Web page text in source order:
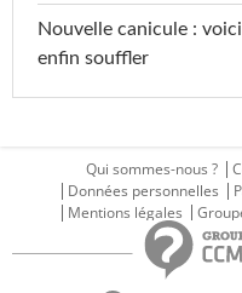
Nouvelle canicule :
enfin souffler
Qui sommes-nous ?
Données personnelles
Mentions légales